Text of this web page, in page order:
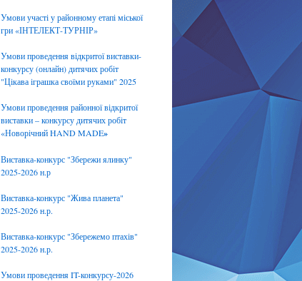
Умови участі у районному етапі міської
гри «ІНТЕЛЕКТ-ТУРНІР»
Умови проведення відкритої виставки-
конкурсу (онлайн) дитячих робіт
"Цікава іграшка своїми руками" 2025
Умови проведення районної відкритої
виставки – конкурсу дитячих робіт
«Новорічний HAND MADE»
Виставка-конкурс "Збережи ялинку"
2025-2026 н.р
Виставка-конкурс "Жива планета"
2025-2026 н.р.
Виставка-конкурс "Збережемо птахів"
2025-2026 н.р.
Умови проведення IT-конкурсу-2026